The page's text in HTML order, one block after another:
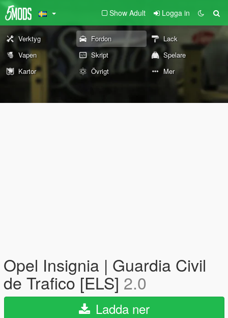
Show Adult Logga in
Verktyg Fordon
Lack
Vapen
Skript
Spelare
Kartor
Övrigt Mer
Opel Insignia | Guardia Civil
de Trafico [ELS] 2.0
Ladda ner